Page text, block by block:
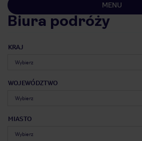
MENU
Biura podróży
KRAJ
WOJEWÓDZTWO
MIASTO